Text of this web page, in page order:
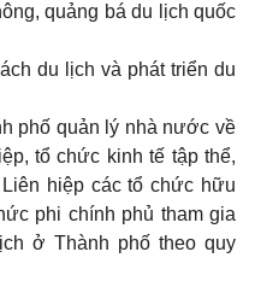
quảng bá du lịch quốc
du lịch và phát triển du
phố quản lý nhà nước về
tổ chức kinh tế tập thể,
hiệp các tổ chức hữu
phi chính phủ tham gia
ở Thành phố theo quy